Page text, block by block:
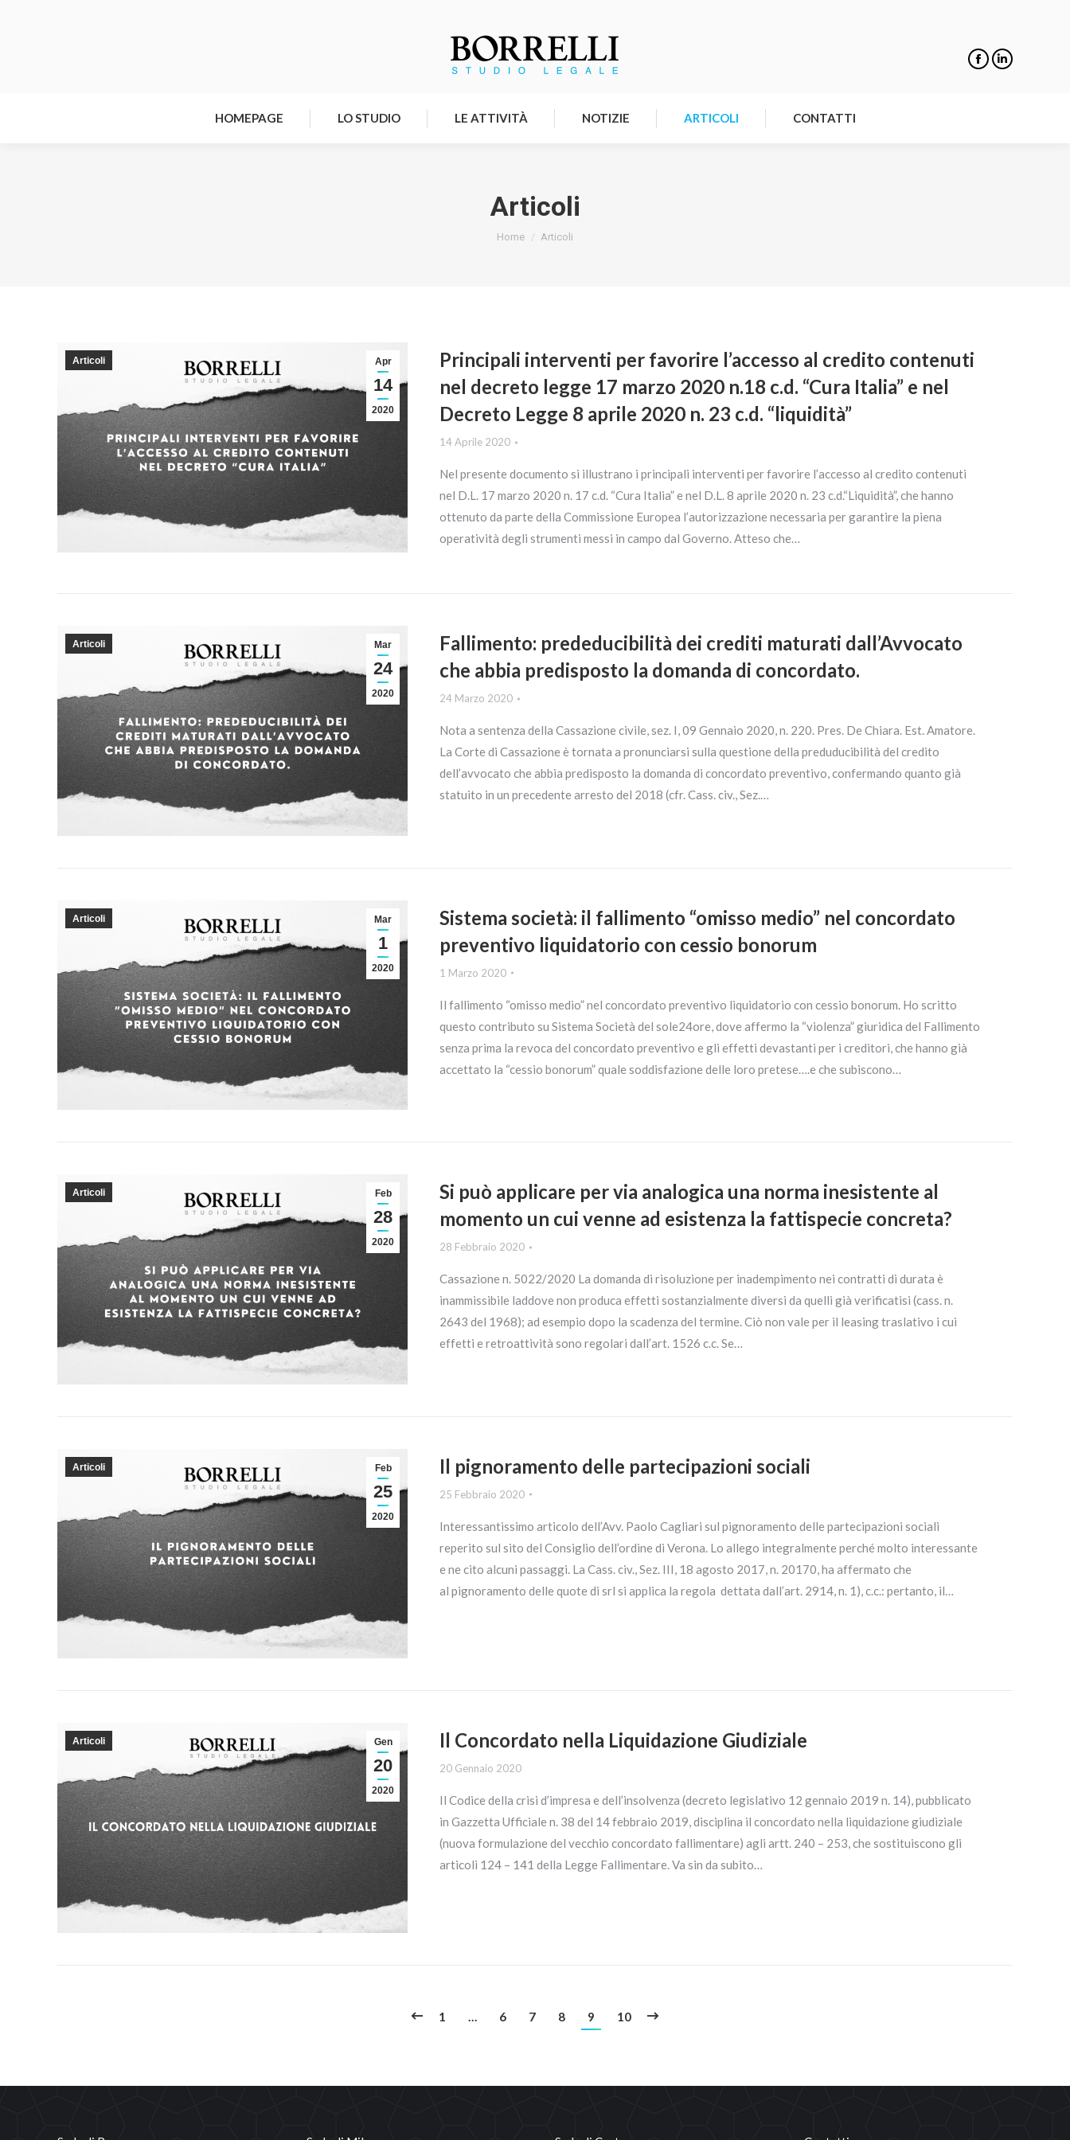
HOMEPAGE LO STUDIO LE ATTIVITÀ NOTIZIE ARTICOLI CONTATTI
Articoli
Tu sei qui:
Home Articoli
Apr
14
2020
Articoli
Principali interventi per favorire l’accesso al credito contenuti
nel decreto legge 17 marzo 2020 n.18 c.d. “Cura Italia” e nel
Decreto Legge 8 aprile 2020 n. 23 c.d. “liquidità”
14 Aprile 2020
Nel presente documento si illustrano i principali interventi per favorire l’accesso al credito contenuti
nel D.L. 17 marzo 2020 n. 17 c.d. “Cura Italia” e nel D.L. 8 aprile 2020 n. 23 c.d.“Liquidità”, che hanno
ottenuto da parte della Commissione Europea l’autorizzazione necessaria per garantire la piena
operatività degli strumenti messi in campo dal Governo. Atteso che…
Mar
24
2020
Articoli
Fallimento: prededucibilità dei crediti maturati dall’Avvocato
che abbia predisposto la domanda di concordato.
24 Marzo 2020
Nota a sentenza della Cassazione civile, sez. I, 09 Gennaio 2020, n. 220. Pres. De Chiara. Est. Amatore.
La Corte di Cassazione è tornata a pronunciarsi sulla questione della preduducibilità del credito
dell’avvocato che abbia predisposto la domanda di concordato preventivo, confermando quanto già
statuito in un precedente arresto del 2018 (cfr. Cass. civ., Sez.…
Mar
1
2020
Articoli
Sistema società: il fallimento “omisso medio” nel concordato
preventivo liquidatorio con cessio bonorum
1 Marzo 2020
Il fallimento “omisso medio” nel concordato preventivo liquidatorio con cessio bonorum. Ho scritto
questo contributo su Sistema Società del sole24ore, dove affermo la “violenza” giuridica del Fallimento
senza prima la revoca del concordato preventivo e gli effetti devastanti per i creditori, che hanno già
accettato la “cessio bonorum” quale soddisfazione delle loro pretese….e che subiscono…
Feb
28
2020
Articoli
Si può applicare per via analogica una norma inesistente al
momento un cui venne ad esistenza la fattispecie concreta?
28 Febbraio 2020
Cassazione n. 5022/2020 La domanda di risoluzione per inadempimento nei contratti di durata è
inammissibile laddove non produca effetti sostanzialmente diversi da quelli già verificatisi (cass. n.
2643 del 1968); ad esempio dopo la scadenza del termine. Ciò non vale per il leasing traslativo i cui
effetti e retroattività sono regolari dall’art. 1526 c.c. Se…
Feb
25
2020
Articoli Il pignoramento delle partecipazioni sociali
25 Febbraio 2020
Interessantissimo articolo dell’Avv. Paolo Cagliari sul pignoramento delle partecipazioni sociali
reperito sul sito del Consiglio dell’ordine di Verona. Lo allego integralmente perché molto interessante
e ne cito alcuni passaggi. La Cass. civ., Sez. III, 18 agosto 2017, n. 20170, ha affermato che
al pignoramento delle quote di srl si applica la regola dettata dall’art. 2914, n. 1), c.c.: pertanto, il…
Gen
20
2020
Articoli Il Concordato nella Liquidazione Giudiziale
20 Gennaio 2020
Il Codice della crisi d’impresa e dell’insolvenza (decreto legislativo 12 gennaio 2019 n. 14), pubblicato
in Gazzetta Ufficiale n. 38 del 14 febbraio 2019, disciplina il concordato nella liquidazione giudiziale
(nuova formulazione del vecchio concordato fallimentare) agli artt. 240 – 253, che sostituiscono gli
articoli 124 – 141 della Legge Fallimentare. Va sin da subito…
1 … 6 7 8 9 10
LO STUDIO LE ATTIVITÀ